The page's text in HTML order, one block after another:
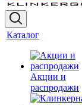
Каталог
Акции и
распродажи